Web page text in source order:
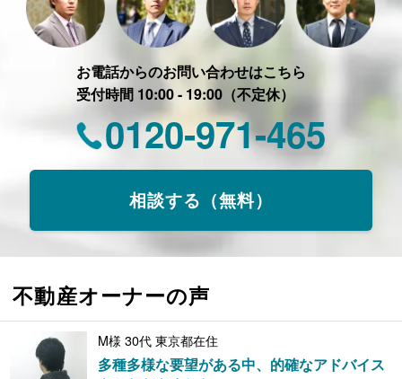
お電話からのお問い合わせはこちら
受付時間 10:00 - 19:00（不定休）
0120-971-465
相談する（無料）
不動産オーナーの声
M様 30代 東京都在住
多種多様な要望がある中、的確なアドバイス